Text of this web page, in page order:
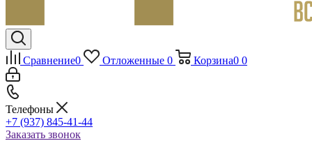
Сравнение0 Отложенные 0 Корзина0 0
Телефоны
+7 (937) 845-41-44
Заказать звонок